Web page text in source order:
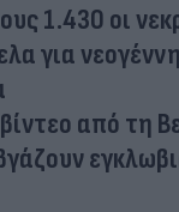
1.430 οι
για
από τη